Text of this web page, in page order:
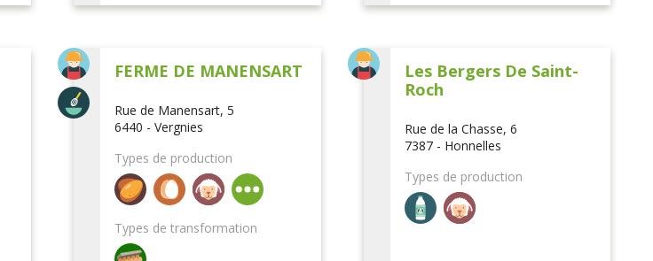
FERME DE MANENSART
Rue de Manensart, 5
6440 - Vergnies
Types de production
Types de transformation
Les Bergers De Saint-
Roch
Rue de la Chasse, 6
7387 - Honnelles
Types de production